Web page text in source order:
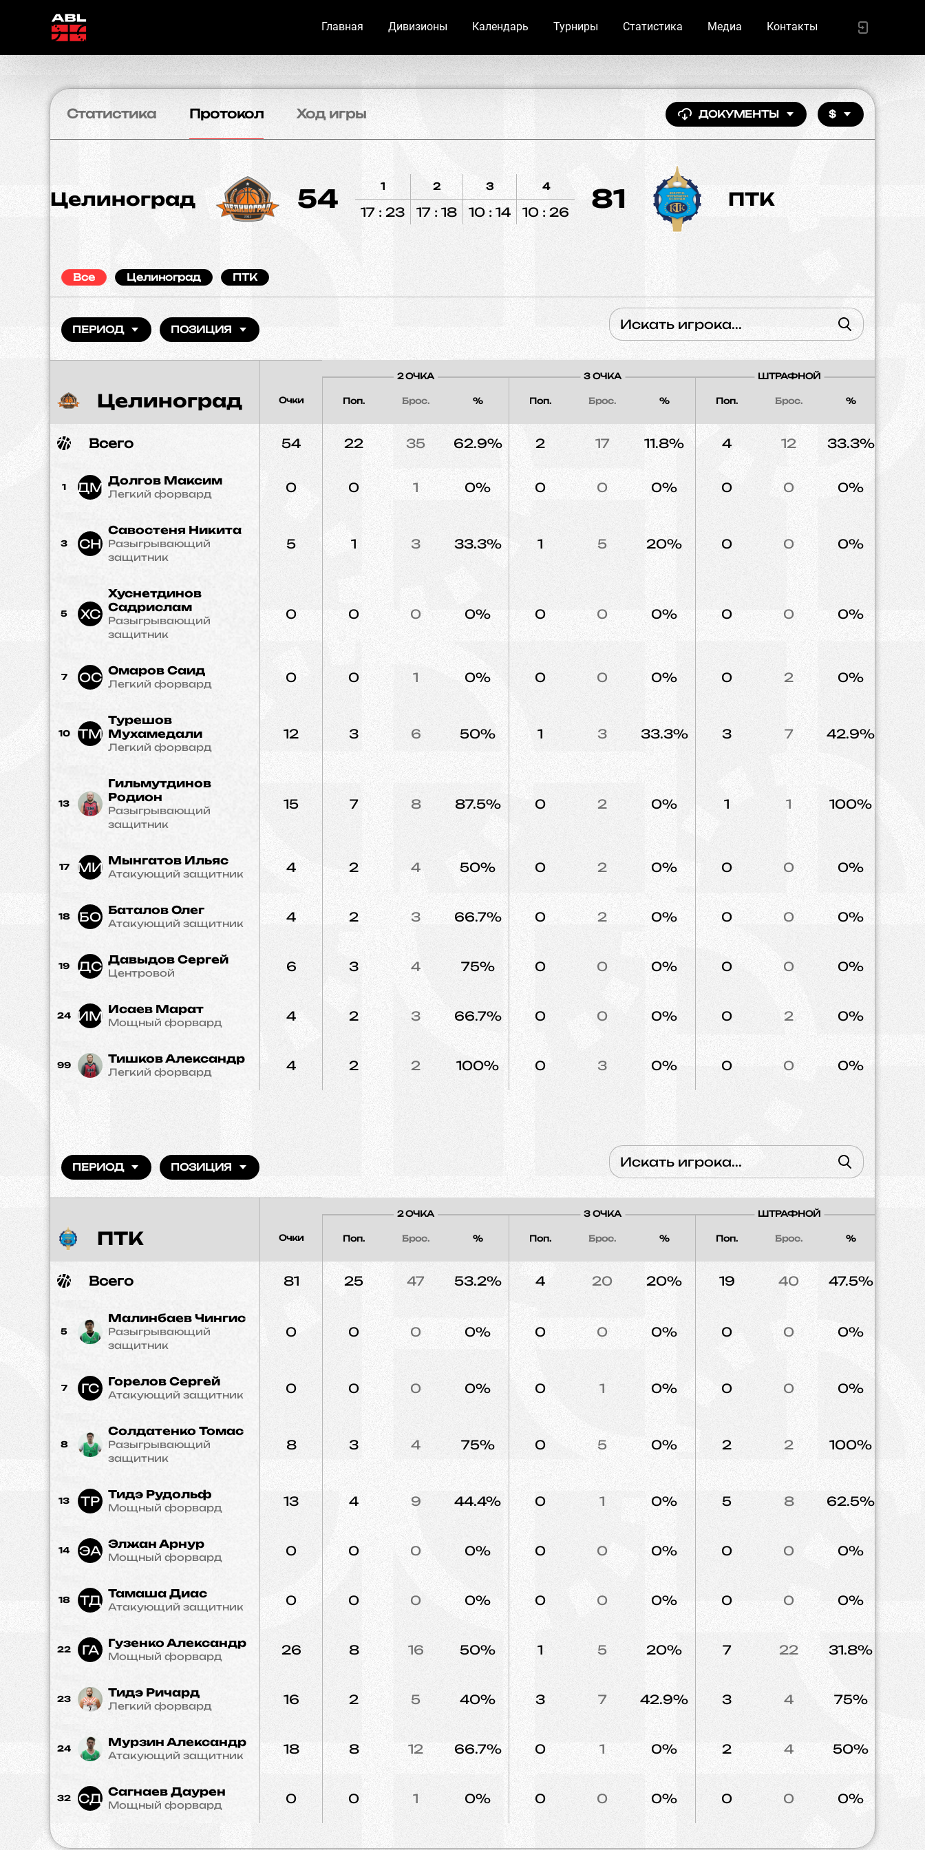
Главная Дивизионы Календарь Турниры Статистика Медиа Контакты
Статистика Протокол Ход игры ДОКУМЕНТЫ $
Целиноград 54 1
17 : 23
2
17 : 18
3
10 : 14
4
10 : 26
ПТК
81
Все Целиноград ПТК
ПЕРИОД ПОЗИЦИЯ
Целиноград Очки
2 ОЧКА
Поп. Брос. %
3 ОЧКА
Поп. Брос. %
ШТРАФНОЙ
Поп. Брос. %
Всего 54 22 35 62.9% 2 17 11.8% 4 12 33.3%
1 ДМ Долгов Максим
Легкий форвард 0 0 1 0% 0 0 0% 0 0 0%
3 СН
Савостеня Никита
Разыгрывающий
защитник
5 1 3 33.3% 1 5 20% 0 0 0%
5 ХС
Хуснетдинов
Садрислам
Разыгрывающий
защитник
0 0 0 0% 0 0 0% 0 0 0%
7 ОС Омаров Саид
Легкий форвард 0 0 1 0% 0 0 0% 0 2 0%
10 ТМ
Турешов
Мухамедали
Легкий форвард
12 3 6 50% 1 3 33.3% 3 7 42.9%
13
Гильмутдинов
Родион
Разыгрывающий
защитник
15 7 8 87.5% 0 2 0% 1 1 100%
17 МИ Мынгатов Ильяс
Атакующий защитник 4 2 4 50% 0 2 0% 0 0 0% 4
18 БО Баталов Олег
Атакующий защитник 4 2 3 66.7% 0 2 0% 0 0 0%
19 ДС Давыдов Сергей
Центровой 6 3 4 75% 0 0 0% 0 0 0%
24 ИМ Исаев Марат
Мощный форвард 4 2 3 66.7% 0 0 0% 0 2 0%
99 Тишков Александр
Легкий форвард 4 2 2 100% 0 3 0% 0 0 0% 0
ПЕРИОД ПОЗИЦИЯ
ПТК Очки
2 ОЧКА
Поп. Брос. %
3 ОЧКА
Поп. Брос. %
ШТРАФНОЙ
Поп. Брос. %
Всего 81 25 47 53.2% 4 20 20% 19 40 47.5%
5
Малинбаев Чингис
Разыгрывающий
защитник
0 0 0 0% 0 0 0% 0 0 0%
7 ГС Горелов Сергей
Атакующий защитник 0 0 0 0% 0 1 0% 0 0 0% 0
8
Солдатенко Томас
Разыгрывающий
защитник
8 3 4 75% 0 5 0% 2 2 100% 0
13 ТР Тидэ Рудольф
Мощный форвард 13 4 9 44.4% 0 1 0% 5 8 62.5%
14 ЭА Элжан Арнур
Мощный форвард 0 0 0 0% 0 0 0% 0 0 0%
18 ТД Тамаша Диас
Атакующий защитник 0 0 0 0% 0 0 0% 0 0 0% 0
22 ГА Гузенко Александр
Мощный форвард 26 8 16 50% 1 5 20% 7 22 31.8%
23 Тидэ Ричард
Легкий форвард 16 2 5 40% 3 7 42.9% 3 4 75%
24 Мурзин Александр
Атакующий защитник 18 8 12 66.7% 0 1 0% 2 4 50% 2
32 СД Сагнаев Даурен
Мощный форвард 0 0 1 0% 0 0 0% 0 0 0% 1